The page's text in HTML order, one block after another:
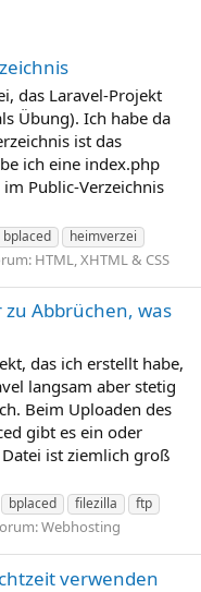
das Laravel-Projekt
Übung). Ich habe da
ist das
ich eine index.php
Public-Verzeichnis
bplaced
heimverzei
HTML, XHTML & CSS
zu Abbrüchen, was
das ich erstellt habe,
langsam aber stetig
Beim Uploaden des
gibt es ein oder
ist ziemlich groß
bplaced filezilla
ftp
Webhosting
verwenden